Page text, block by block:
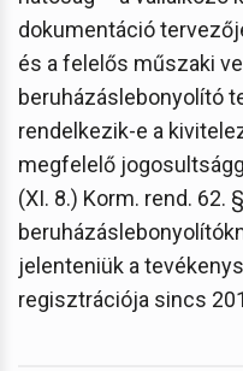
dokumentáció
és a felelős műszaki
beruházáslebonyolító
rendelkezik-e a
megfelelő
(XI. 8.) Korm. rend. 62.
jelenteniük a
regisztrációja sincs